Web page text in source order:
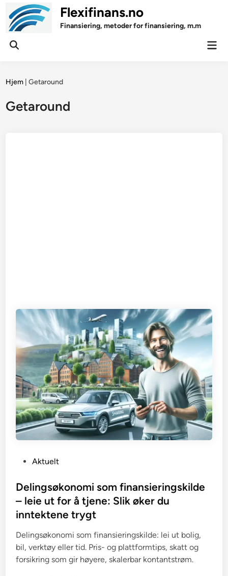
content
Flexifinans.no
Finansiering, metoder for finansiering, m.m
Open
Hjem |Getaround
Getaround
s
e
i
n
Aktuelt
Delingsøkonomi som finansieringskilde
– leie ut for å tjene: Slik øker du
inntektene trygt
Delingsøkonomi som finansieringskilde: lei ut bolig,
bil, verktøy eller tid. Pris- og plattformtips, skatt og
forsikring som gir høyere, skalerbar kontantstrøm.